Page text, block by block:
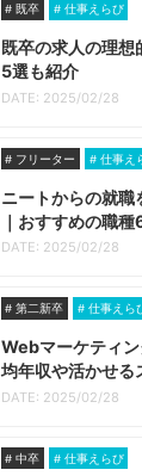
既卒 仕事えらび
既卒の求人の理想
5選も紹介
DATE: 2025/02/28
フリーター 仕事え
ニートからの就職
｜おすすめの職
DATE: 2025/02/28
第二新卒 仕事えら
Webマーケティ
均年収や活かせる
DATE: 2025/02/28
中卒 仕事えらび